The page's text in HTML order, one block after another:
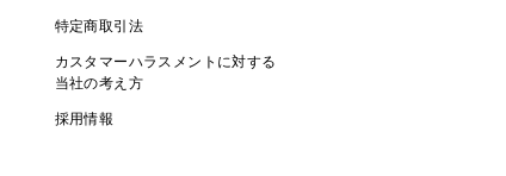
特定商取引法
カスタマーハラスメントに対する
当社の考え方
採用情報